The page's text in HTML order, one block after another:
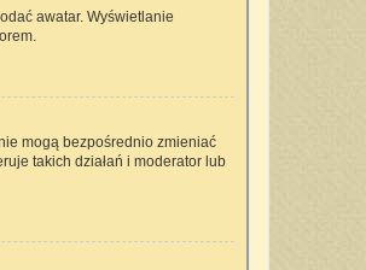
awatar. Wyświetlanie
mogą bezpośrednio zmieniać
takich działań i moderator lub